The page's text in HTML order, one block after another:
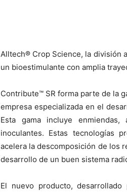
Alltech® Crop Science, la división
un bioestimulante con amplia
Contribute™ SR forma parte de la
empresa especializada en el
Esta gama incluye
inoculantes. Estas tecnologías
acelera la descomposición de los
desarrollo de un buen sistema
El nuevo producto,